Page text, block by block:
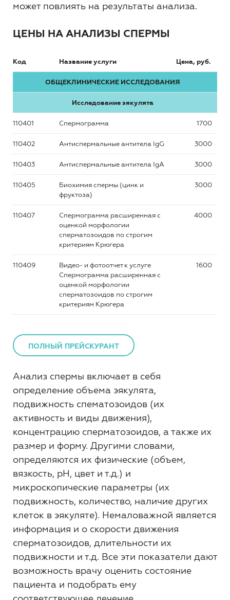
может повлиять на результаты анализа.
ЦЕНЫ НА АНАЛИЗЫ СПЕРМЫ
Код Название услуги Цена, руб.
ОБЩЕКЛИНИЧЕСКИЕ ИССЛЕДОВАНИЯ
Исследование эякулята
110401 Спермограмма 1700
110402 Антиспермальные антитела IgG 3000
110403 Антиспермальные антитела IgА 3000
110405
Биохимия спермы (цинк и
фруктоза)
3000
110407
Спермограмма расширенная с
оценкой морфологии
сперматозоидов по строгим
критериям Крюгера
4000
110409
Видео- и фотоотчет к услуге
Спермограмма расширенная с
оценкой морфологии
сперматозоидов по строгим
критериям Крюгера
1600
ПОЛНЫЙ ПРЕЙСКУРАНТ
Анализ спермы включает в себя
определение объема эякулята,
подвижность спематозоидов (их
активность и виды движения),
концентрацию сперматозоидов, а также их
размер и форму. Другими словами,
определяются их физические (объем,
вязкость, pH, цвет и т.д.) и
микроскопические параметры (их
подвижность, количество, наличие других
клеток в эякуляте). Немаловажной является
информация и о скорости движения
сперматозоидов, длительности их
подвижности и т.д. Все эти показатели дают
возможность врачу оценить состояние
пациента и подобрать ему